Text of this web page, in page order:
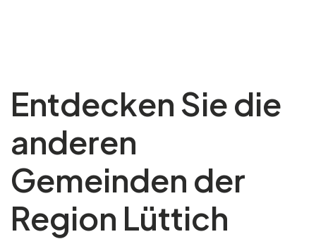
Entdecken Sie die
anderen
Gemeinden der
Region Lüttich